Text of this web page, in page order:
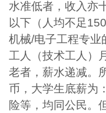
水准低者，收入亦
以下（人均不足
机械/电子工程专
工人（技术工人）
老者，薪水递减。
币，大学生底薪为
险等，均同公民。